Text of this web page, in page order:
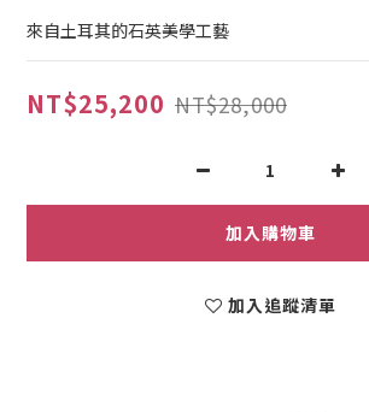
來自土耳其的石英美學工藝
NT$25,200 NT$28,000
加入購物車
加入追蹤清單